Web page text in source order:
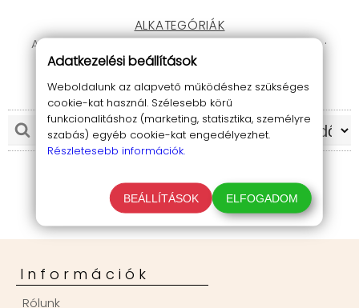
ALKATEGÓRIÁK
Alkoholos marker · Tábla- és flipchart marker ·
Krétamarker · Lakkmarker
Speciális marker
Információk
Rólunk
Adatkezelési beállítások
Weboldalunk az alapvető működéshez szükséges
cookie-kat használ. Szélesebb körű
funkcionalitáshoz (marketing, statisztika, személyre
szabás) egyéb cookie-kat engedélyezhet.
Részletesebb információk.
BEÁLLÍTÁSOK ELFOGADOM